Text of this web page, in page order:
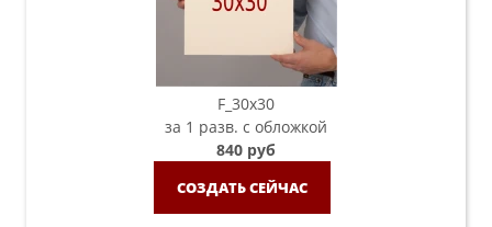
F_30х30
за 1 разв. с обложкой
840 руб
СОЗДАТЬ СЕЙЧАС